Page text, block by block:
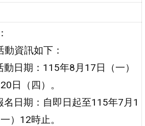
動資訊如下：
動日期：115年8月17日（一）
日（四）。
名日期：自即日起至115年7月1
）12時止。